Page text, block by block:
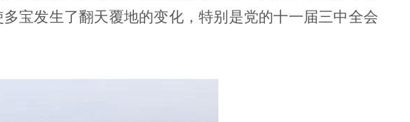
宝发生了翻天覆地的变化，特别是党的十一届三中全会